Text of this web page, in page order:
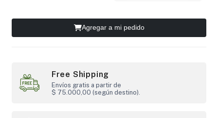
Agregar a mi pedido
Free Shipping
Envíos gratis a partir de
$ 75.000,00 (según destino).